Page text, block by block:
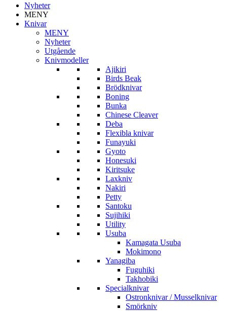
Nyheter
MENY
Knivar
MENY
Nyheter
Utgående
Knivmodeller
Ajikiri
Birds Beak
Brödknivar
Boning
Bunka
Chinese Cleaver
Deba
Flexibla knivar
Funayuki
Gyoto
Honesuki
Kiritsuke
Laxkniv
Nakiri
Petty
Santoku
Sujihiki
Utility
Usuba
Kamagata Usuba
Mokimono
Yanagiba
Fuguhiki
Takhobiki
Specialknivar
Ostronknivar / Musselknivar
Smörkniv